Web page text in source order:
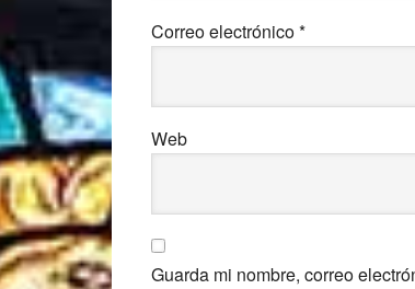
Correo electrónico*
Web
Guarda mi nombre, correo